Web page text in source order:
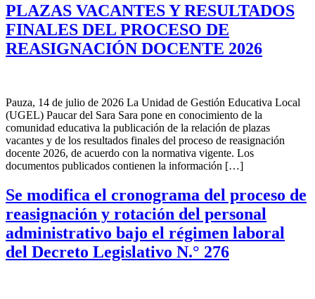
PLAZAS VACANTES Y RESULTADOS
FINALES DEL PROCESO DE
REASIGNACIÓN DOCENTE 2026
Pauza, 14 de julio de 2026 La Unidad de Gestión Educativa Local
(UGEL) Paucar del Sara Sara pone en conocimiento de la
comunidad educativa la publicación de la relación de plazas
vacantes y de los resultados finales del proceso de reasignación
docente 2026, de acuerdo con la normativa vigente. Los
documentos publicados contienen la información […]
Se modifica el cronograma del proceso de
reasignación y rotación del personal
administrativo bajo el régimen laboral
del Decreto Legislativo N.° 276